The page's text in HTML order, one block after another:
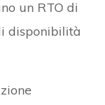
un RTO di
disponibilità